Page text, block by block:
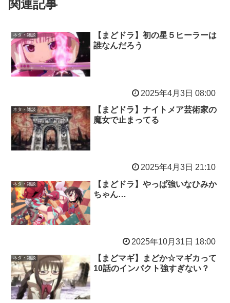
関連記事
ネタ・雑談
【まどドラ】初の星５ヒーラーは
誰なんだろう
2025年4月3日 08:00
ネタ・雑談
【まどドラ】ナイトメア芸術家の
魔女で止まってる
2025年4月3日 21:10
ネタ・雑談
【まどドラ】やっぱ強いなひみか
ちゃん…
2025年10月31日 18:00
ネタ・雑談
【まどマギ】まどか☆マギカって
10話のインパクト強すぎない？